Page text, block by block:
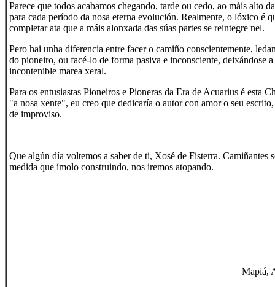
Parece que todos acabamos chegando, tarde ou cedo, ao máis alto
para cada período da nosa eterna evolución. Realmente, o lóxico é
completar ata que a máis alonxada das súas partes se reintegre nel.
Pero hai unha diferencia entre facer o camiño conscientemente,
do pioneiro, ou facé-lo de forma pasiva e inconsciente, deixándose a
incontenible marea xeral.
Para os entusiastas Pioneiros e Pioneras da Era de Acuarius é esta
"a nosa xente", eu creo que dedicaría o autor con amor o seu
de improviso.
Que algún día voltemos a saber de ti, Xosé de Fisterra. Camiñantes
medida que ímolo construindo, nos iremos atopando.
Mapiá,